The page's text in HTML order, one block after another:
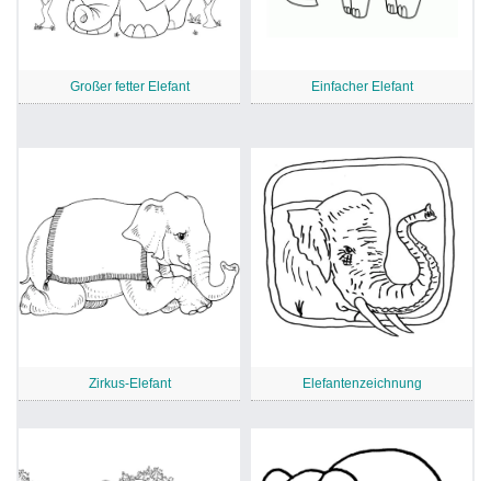
Großer fetter Elefant Einfacher Elefant
Zirkus-Elefant Elefantenzeichnung